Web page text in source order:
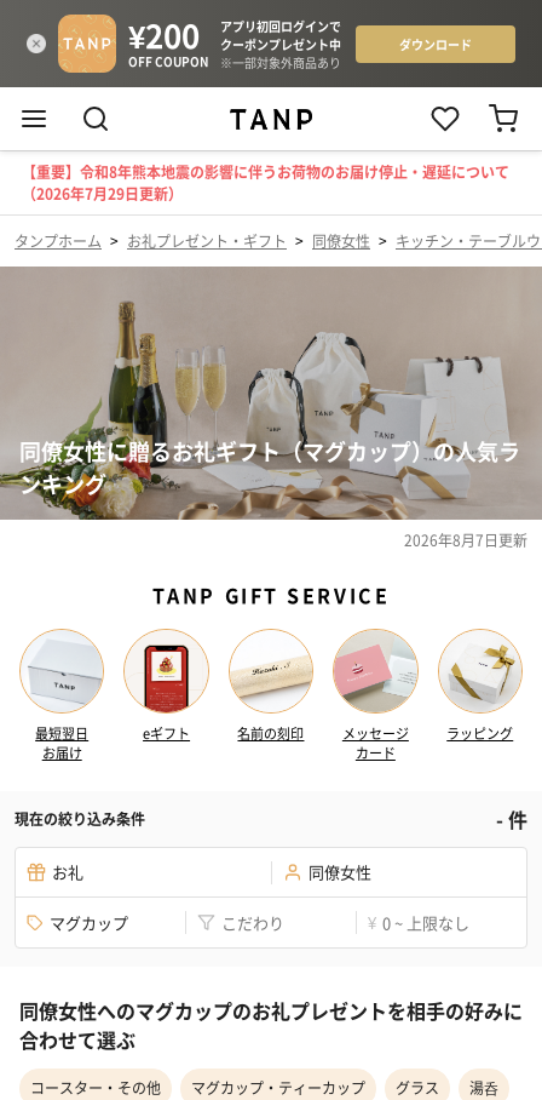
【重要】令和8年熊本地震の影響に伴うお荷物のお届け停止・遅延について
（2026年7月29日更新）
タンプホーム > お礼プレゼント・ギフト > 同僚女性 > キッチン・テーブル
同僚女性に贈るお礼ギフト（マグカップ）の人気ラ
ンキング
2026年8月7日更新
TANP GIFT SERVICE
最短翌日
お届け
eギフト 名前の刻印
メッセージ
カード
ラッピング
現在の絞り込み条件 -件
お礼 同僚女性
マグカップ こだわり ¥ 0 ~ 上限なし
同僚女性へのマグカップのお礼プレゼントを相手の好みに
合わせて選ぶ
コースター・その他 マグカップ・ティーカップ グラス 湯呑